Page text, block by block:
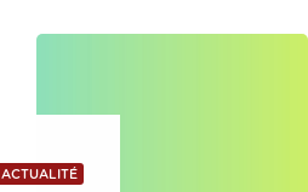
ACTUALITÉ